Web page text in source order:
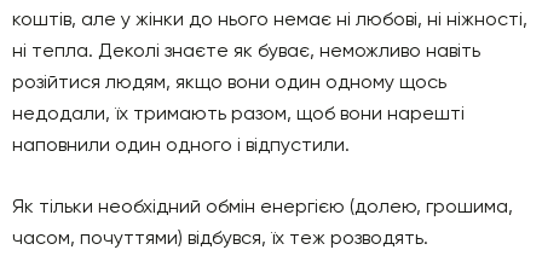
коштів, але у жінки до нього немає ні любові, ні ніжності,
ні тепла. Деколі знаєте як буває, неможливо навіть
розійтися людям, якщо вони один одному щось
недодали, їх тримають разом, щоб вони нарешті
наповнили один одного і відпустили.
Як тільки необхідний обмін енергією (долею, грошима,
часом, почуттями) відбувся, їх теж розводять.